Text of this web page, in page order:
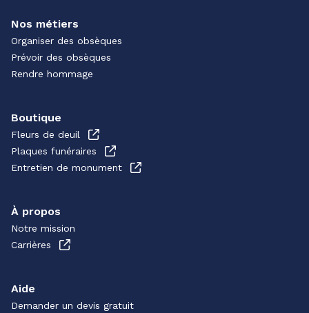
Nos métiers
Organiser des obsèques
Prévoir des obsèques
Rendre hommage
Boutique
Fleurs de deuil
Plaques funéraires
Entretien de monument
À propos
Notre mission
Carrières
Aide
Demander un devis gratuit